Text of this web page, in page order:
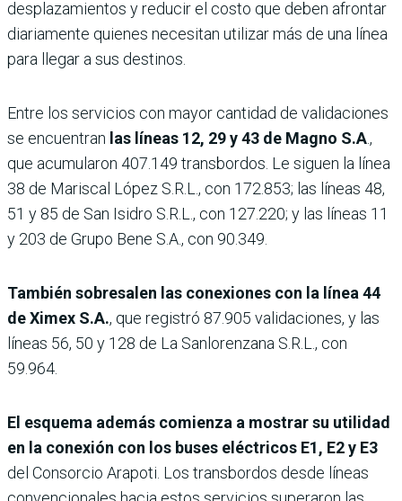
desplazamientos y reducir el costo que deben afrontar
diariamente quienes necesitan utilizar más de una línea
para llegar a sus destinos.
Entre los servicios con mayor cantidad de validaciones
se encuentran las líneas 12, 29 y 43 de Magno S.A.,
que acumularon 407.149 transbordos. Le siguen la línea
38 de Mariscal López S.R.L., con 172.853; las líneas 48,
51 y 85 de San Isidro S.R.L., con 127.220; y las líneas 11
y 203 de Grupo Bene S.A., con 90.349.
También sobresalen las conexiones con la línea 44
de Ximex S.A., que registró 87.905 validaciones, y las
líneas 56, 50 y 128 de La Sanlorenzana S.R.L., con
59.964.
El esquema además comienza a mostrar su utilidad
en la conexión con los buses eléctricos E1, E2 y E3
del Consorcio Arapoti. Los transbordos desde líneas